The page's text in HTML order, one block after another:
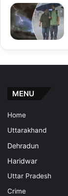
MENU
Home
Uttarakhand
Dehradun
Haridwar
Uttar Pradesh
Crime